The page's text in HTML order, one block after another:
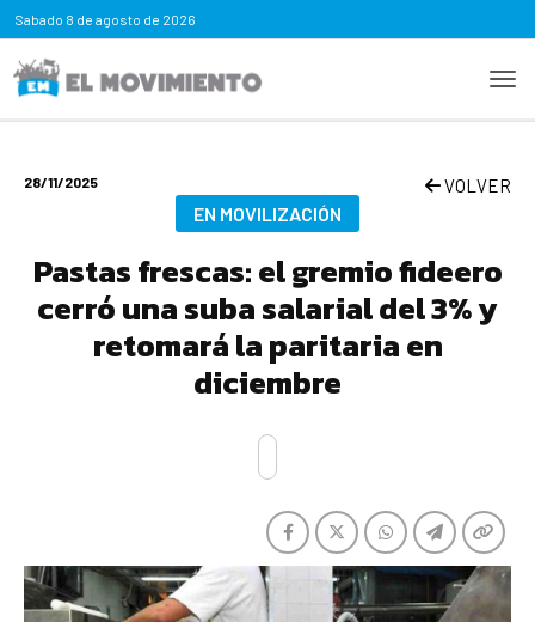
Sabado 8 de agosto de 2026
28/11/2025 VOLVER
EN MOVILIZACIÓN
Pastas frescas: el gremio fideero
cerró una suba salarial del 3% y
retomará la paritaria en
diciembre